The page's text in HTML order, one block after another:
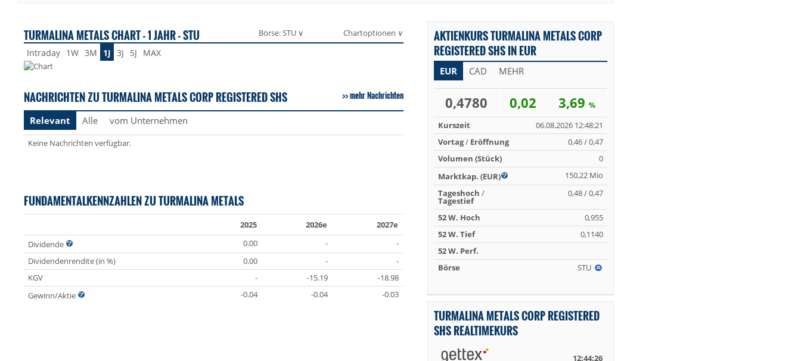
TURMALINA METALS CHART - 1 JAHR - STU Börse: STU ∨ Chartoptionen ∨
Intraday 1W 3M 1J 3J 5J MAX
NACHRICHTEN ZU TURMALINA METALS CORP REGISTERED SHS mehr Nachrichten
Relevant Alle vom Unternehmen
Keine Nachrichten verfügbar.
FUNDAMENTALKENNZAHLEN ZU TURMALINA METALS
2025 2026e
2027e
Dividende
0.00 -
-
Dividendenrendite (in %)
0.00 -
-
KGV
- -15.19
-18.98
Gewinn/Aktie
-0.04 -0.04 -0.03
AKTIENKURS TURMALINA METALS CORP
REGISTERED SHS IN EUR
EUR CAD MEHR
0,4780 0,02 3,69 %
Kurszeit
06.08.2026 12:48:21
Vortag/ Eröffnung
0,46 / 0,47
Volumen (Stück)
0
Marktkap. (EUR)
150,22 Mio
Tageshoch /
Tagestief
0,48 / 0,47
52 W. Hoch
0,955
52 W. Tief
0,1140
52 W. Perf.
Börse
STU
TURMALINA METALS CORP REGISTERED
SHS REALTIMEKURS
12:44:26